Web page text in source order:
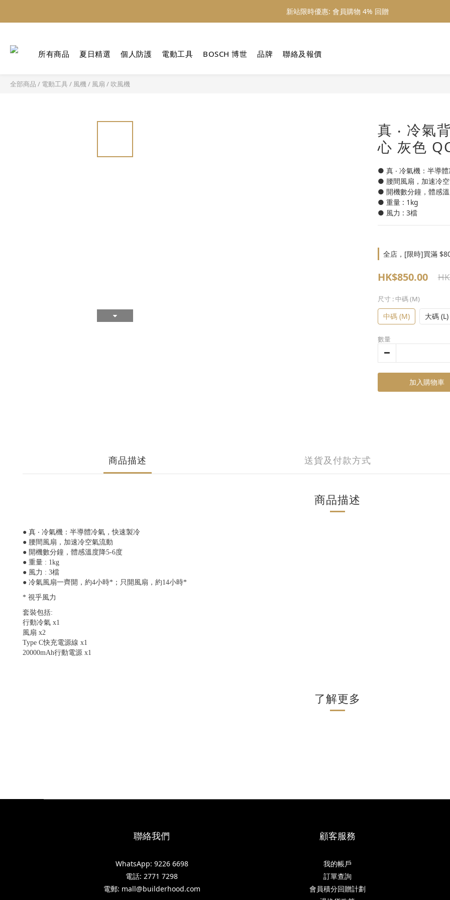
新站限時優惠: 會員購物 4% 回贈
新站限時優惠: 會員購物 4% 回贈
新站限時優惠: 會員購物 4% 回贈
所有商品 夏日精選 個人防護 電動工具 BOSCH 博世 品牌 聯絡及報價
全部商品 / 電動工具 / 風機 / 風扇 / 吹風機
真 ‧ 冷氣
心 灰色
● 真 ‧ 冷氣機：半導
● 腰間風扇，加速冷
● 開機數分鐘，體感
● 重量 : 1kg
● 風力 : 3檔
全店，[限時]買滿
HK$850.00
尺寸 : 中碼 (M)
中碼 (M) 大碼 (L)
數量
加入購物車
商品描述 送貨及付款方式
商品描述
● 真 ‧ 冷氣機：半導體冷氣，快速製冷
● 腰間風扇，加速冷空氣流動
● 開機數分鐘，體感溫度降5-6度
● 重量 : 1kg
● 風力 : 3檔
● 冷氣風扇一齊開，約4小時*；只開風扇，約14小時*
* 視乎風力
套裝包括:
行動冷氣 x1
風扇 x2
Type C快充電源線 x1
20000mAh行動電源 x1
了解更多
聯絡我們
WhatsApp: 9226 6698
電話: 2771 7298
電郵: mall@builderhood.com
顧客服務
我的帳戶
訂單查詢
會員積分回贈計劃